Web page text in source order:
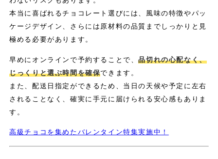
本当に喜ばれるチョコレート選びには、風味の特徴やパッ
ケージデザイン、さらには原材料の品質までしっかりと見
極める必要があります。
早めにオンラインで予約することで、品切れの心配なく、
じっくりと選ぶ時間を確保できます。
また、配送日指定ができるため、当日の天候や予定に左右
されることなく、確実に手元に届けられる安心感もありま
す。
高級チョコを集めたバレンタイン特集実施中！